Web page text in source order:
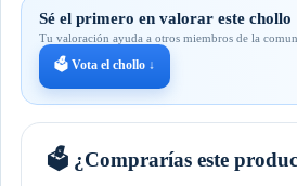
Sé el primero en valorar este chollo
Tu valoración ayuda a otros miembros de la
🗳️ Vota el chollo ↓
🗳️ ¿Comprarías este